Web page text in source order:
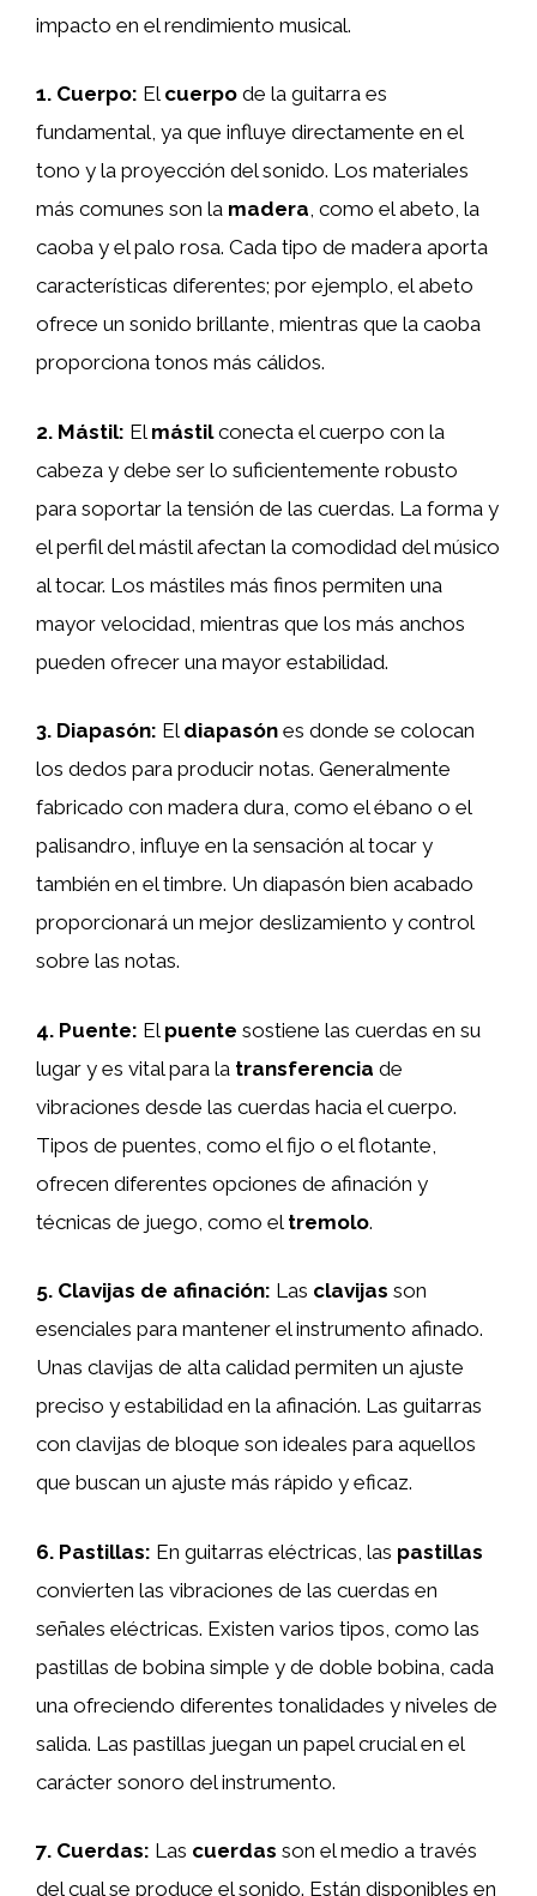
impacto en el rendimiento musical.
1. Cuerpo: El cuerpo de la guitarra es
fundamental, ya que influye directamente en el
tono y la proyección del sonido. Los materiales
más comunes son la madera, como el abeto, la
caoba y el palo rosa. Cada tipo de madera aporta
características diferentes; por ejemplo, el abeto
ofrece un sonido brillante, mientras que la caoba
proporciona tonos más cálidos.
2. Mástil: El mástilconecta el cuerpo con la
cabeza y debe ser lo suficientemente robusto
para soportar la tensión de las cuerdas. La forma y
el perfil del mástil afectan la comodidad del músico
al tocar. Los mástiles más finos permiten una
mayor velocidad, mientras que los más anchos
pueden ofrecer una mayor estabilidad.
3. Diapasón: El diapasón es donde se colocan
los dedos para producir notas. Generalmente
fabricado con madera dura, como el ébano o el
palisandro, influye en la sensación al tocar y
también en el timbre. Un diapasón bien acabado
proporcionará un mejor deslizamiento y control
sobre las notas.
4. Puente: El puente sostiene las cuerdas en su
lugar y es vital para la transferencia de
vibraciones desde las cuerdas hacia el cuerpo.
Tipos de puentes, como el fijo o el flotante,
ofrecen diferentes opciones de afinación y
técnicas de juego, como el tremolo.
5. Clavijas de afinación: Las clavijas son
esenciales para mantener el instrumento afinado.
Unas clavijas de alta calidad permiten un ajuste
preciso y estabilidad en la afinación. Las guitarras
con clavijas de bloque son ideales para aquellos
que buscan un ajuste más rápido y eficaz.
6. Pastillas: En guitarras eléctricas, las pastillas
convierten las vibraciones de las cuerdas en
señales eléctricas. Existen varios tipos, como las
pastillas de bobina simple y de doble bobina, cada
una ofreciendo diferentes tonalidades y niveles de
salida. Las pastillas juegan un papel crucial en el
carácter sonoro del instrumento.
7. Cuerdas: Las cuerdas son el medio a través
del cual se produce el sonido. Están disponibles en